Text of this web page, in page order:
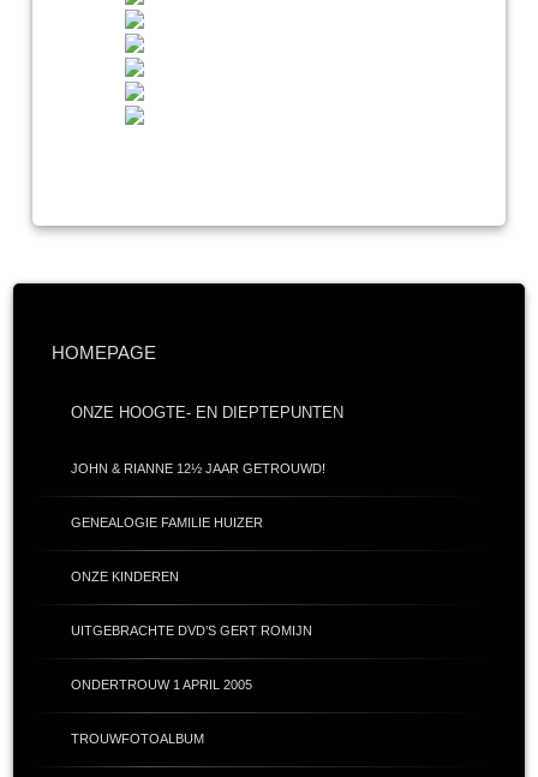
HOMEPAGE
ONZE HOOGTE- EN DIEPTEPUNTEN
JOHN & RIANNE 12½ JAAR GETROUWD!
GENEALOGIE FAMILIE HUIZER
ONZE KINDEREN
UITGEBRACHTE DVD’S GERT ROMIJN
ONDERTROUW 1 APRIL 2005
TROUWFOTOALBUM